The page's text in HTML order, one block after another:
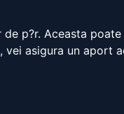
p?r. Aceasta
asigura un aport